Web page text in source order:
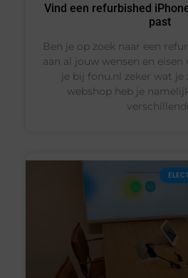
Vind een refurbished
past
Ben je op zoek naar een
aan al jouw wensen en
je bij fonu.nl zeker wat je
webshop heb je